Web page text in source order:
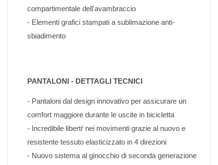
compartimentale dell'avambraccio
- Elementi grafici stampati a sublimazione anti-
sbiadimento
PANTALONI - DETTAGLI TECNICI
- Pantaloni dal design innovativo per assicurare un
comfort maggiore durante le uscite in bicicletta
- Incredibile libertŕ nei movimenti grazie al nuovo e
resistente tessuto elasticizzato in 4 direzioni
- Nuovo sistema al ginocchio di seconda generazione